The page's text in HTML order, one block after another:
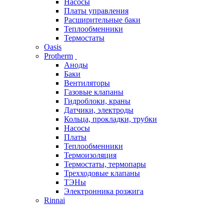
Насосы
Платы управления
Расширительные баки
Теплообменники
Термостаты
Oasis
Protherm
Аноды
Баки
Вентиляторы
Газовые клапаны
Гидроблоки, краны
Датчики, электроды
Кольца, прокладки, трубки
Насосы
Платы
Теплообменники
Термоизоляция
Термостаты, термопары
Трехходовые клапаны
ТЭНы
Электронника розжига
Rinnai